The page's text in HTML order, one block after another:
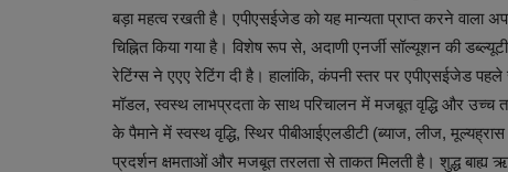
बड़ा महत्व रखती है। एपीएसईजेड को यह मान्यता प्राप्त करने वाला
चिह्नित किया गया है। विशेष रूप से, अदाणी एनर्जी सॉल्यूशन की
रेटिंग्स ने एएए रेटिंग दी है। हालांकि, कंपनी स्तर पर एपीएसईजेड
मॉडल, स्वस्थ लाभप्रदता के साथ परिचालन में मजबूत वृद्धि और उच्च
के पैमाने में स्वस्थ वृद्धि, स्थिर पीबीआईएलडीटी (ब्याज, लीज,
प्रदर्शन क्षमताओं और मजबूत तरलता से ताकत मिलती है। शुद्ध बाह्य